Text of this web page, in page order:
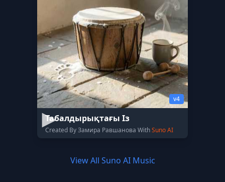
v4
Табалдырықтағы Із
Created By Замира Равшанова WithSuno AI
View All Suno AI Music